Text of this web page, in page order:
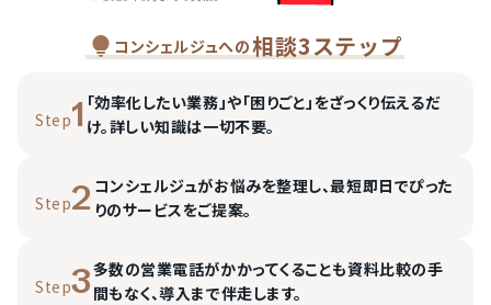
コンシェルジュへの相談3ステップ
Step1 「効率化したい業務」や「困りごと」をざっくり伝えるだ
け。詳しい知識は一切不要。
Step2 コンシェルジュがお悩みを整理し、最短即日でぴった
りのサービスをご提案。
Step3多数の営業電話がかかってくることも資料比較の手
間もなく、導入まで伴走します。